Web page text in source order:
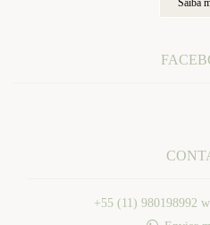
Saiba
+55 (11) 980198992